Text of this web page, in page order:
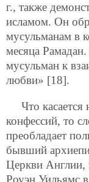
г., также
исламом. Он
мусульманам в
месяца
мусульман к
любви» [18].
Что касается
конфессий, то
преобладает
бывший
Церкви Англии,
Роуэн Уильямс